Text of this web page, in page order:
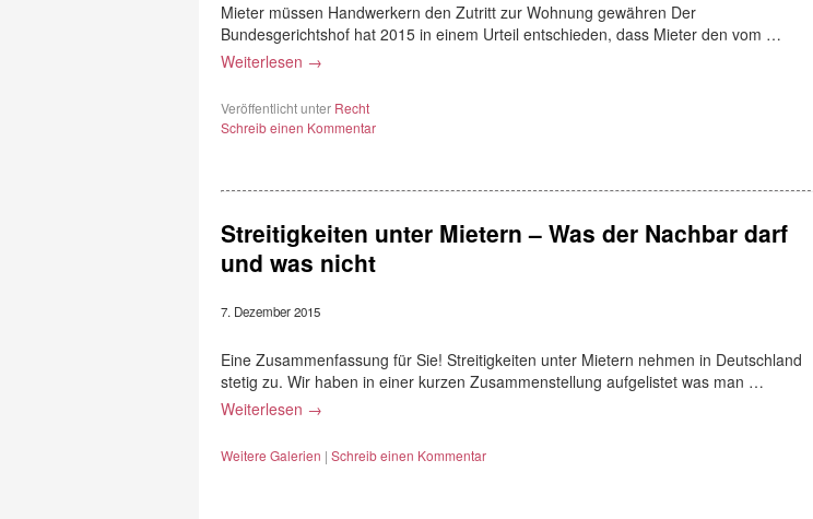
Mieter müssen Handwerkern den Zutritt zur Wohnung gewähren Der
Bundesgerichtshof hat 2015 in einem Urteil entschieden, dass Mieter den vom …
Weiterlesen →
Veröffentlicht unter Recht
Schreib einen Kommentar
Streitigkeiten unter Mietern – Was der Nachbar darf
und was nicht
7. Dezember 2015
Eine Zusammenfassung für Sie! Streitigkeiten unter Mietern nehmen in Deutschland
stetig zu. Wir haben in einer kurzen Zusammenstellung aufgelistet was man …
Weiterlesen →
Weitere Galerien | Schreib einen Kommentar